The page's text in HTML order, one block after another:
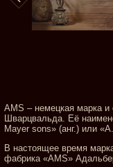
AMS – немецкая марка и
Шварцвальда. Её
Mayer sons» (анг.) или
В настоящее время
фабрика «AMS»